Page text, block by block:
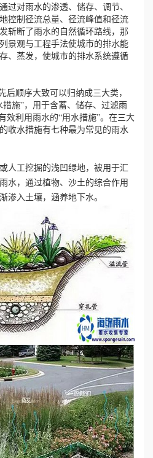
对雨水的渗透、储存、调节、
控制径流总量、径流峰值和径流
斩断了雨水的自然循环路线，那
景观与工程手法使城市的排水能
、蒸发，使城市的排水系统遵循
顺序大致可以归纳成三大类，
施”，用于含蓄、储存、过滤雨
效利用雨水的“用水措施”。在三大
收水措施有七种最为常见的雨水
工挖掘的浅凹绿地，被用于汇
水，通过植物、沙土的综合作用
渗入土壤，涵养地下水。